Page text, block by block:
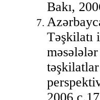
Bakı,
Təşkilatı